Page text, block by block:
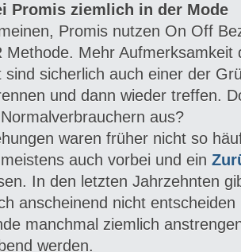
Promis ziemlich in der Mode
Promis nutzen On Off
Methode. Mehr Aufmerksamkeit
sind sicherlich auch einer der
und dann wieder treffen.
aus?
waren früher nicht so
auch vorbei und ein
In den letzten Jahrzehnten
anscheinend nicht
manchmal ziemlich
werden.